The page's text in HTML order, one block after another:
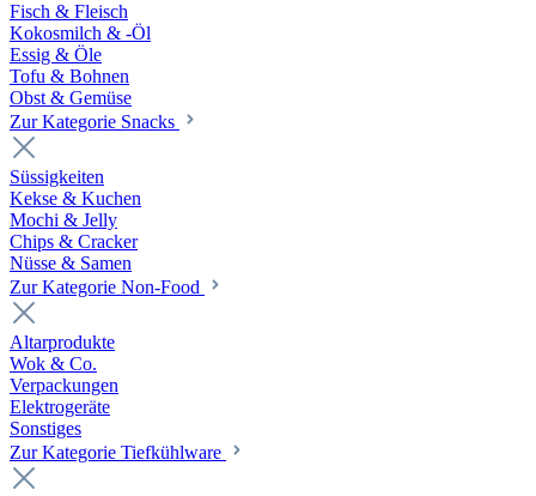
Fisch & Fleisch
Kokosmilch & -Öl
Essig & Öle
Tofu & Bohnen
Obst & Gemüse
Zur Kategorie Snacks
Süssigkeiten
Kekse & Kuchen
Mochi & Jelly
Chips & Cracker
Nüsse & Samen
Zur Kategorie Non-Food
Altarprodukte
Wok & Co.
Verpackungen
Elektrogeräte
Sonstiges
Zur Kategorie Tiefkühlware